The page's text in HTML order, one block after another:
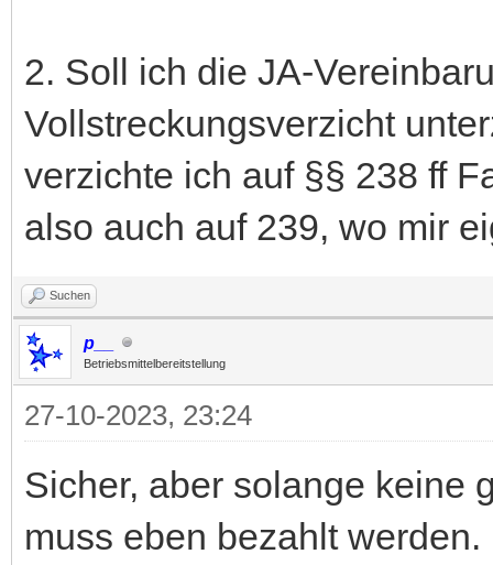
2. Soll ich die JA-
Vollstreckungsverzicht
verzichte ich auf §§ 238 ff
also auch auf 239, wo mir
Suchen
p__
Betriebsmittelbereitstellung
27-10-2023, 23:24
Sicher, aber solange keine
muss eben bezahlt